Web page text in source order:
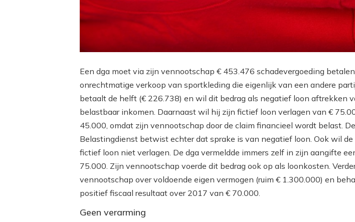
Een dga moet via zijn vennootschap € 453.476 schadevergoeding
onrechtmatige verkoop van sportkleding die eigenlijk van een andere
betaalt de helft (€ 226.738) en wil dit bedrag als negatief loon aftrekken
belastbaar inkomen. Daarnaast wil hij zijn fictief loon verlagen van €
45.000, omdat zijn vennootschap door de claim financieel wordt belast. De
Belastingdienst betwist echter dat sprake is van negatief loon. Ook wil
fictief loon niet verlagen. De dga vermeldde immers zelf in zijn aangifte
75.000. Zijn vennootschap voerde dit bedrag ook op als loonkosten.
vennootschap over voldoende eigen vermogen (ruim € 1.300.000) en
positief fiscaal resultaat over 2017 van € 70.000.
Geen verarming